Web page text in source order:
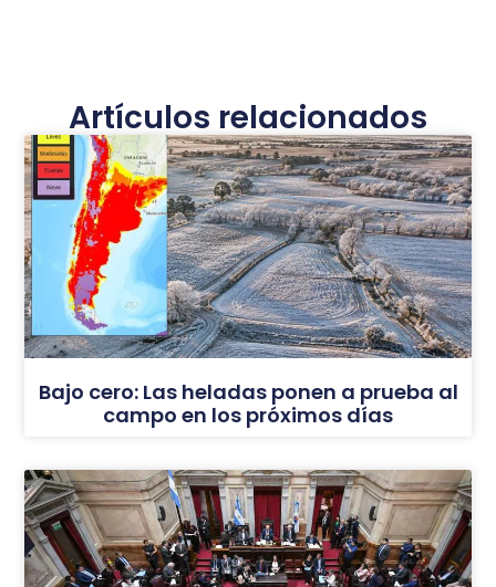
Artículos relacionados
Bajo cero: Las heladas ponen a prueba al
campo en los próximos días